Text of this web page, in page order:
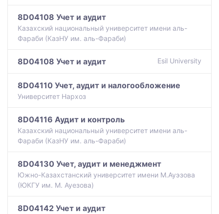
8D04108 Учет и аудит
Казахский национальный университет имени аль-
Фараби (КазНУ им. аль-Фараби)
8D04108 Учет и аудит Esil University
8D04110 Учет, аудит и налогообложение
Университет Нархоз
8D04116 Аудит и контроль
Казахский национальный университет имени аль-
Фараби (КазНУ им. аль-Фараби)
8D04130 Учет, аудит и менеджмент
Южно-Казахстанский университет имени М.Ауэзова
(ЮКГУ им. М. Ауезова)
8D04142 Учет и аудит